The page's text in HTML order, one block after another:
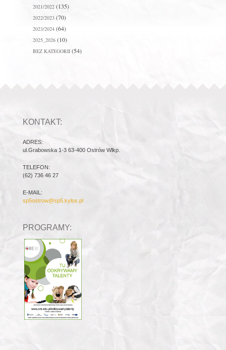
2021/2022(135)
2022/2023(70)
2023/2024(64)
2025_2026(10)
BEZ KATEGORII(54)
KONTAKT:
ADRES:
ul.Grabowska 1-3 63-400 Ostrów Wlkp.
TELEFON:
(62) 736 46 27
E-MAIL:
sp5ostrow@sp5.kylos.pl
PROGRAMY: